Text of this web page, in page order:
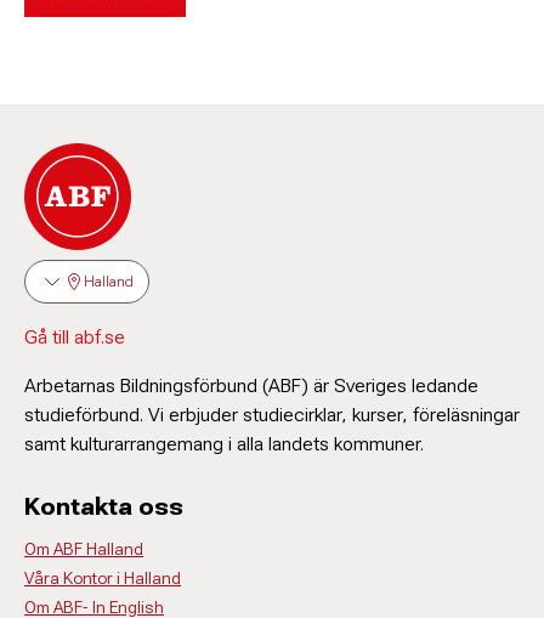
Halland
Gå till abf.se
Arbetarnas Bildningsförbund (ABF) är Sveriges ledande
studieförbund. Vi erbjuder studiecirklar, kurser, föreläsningar
samt kulturarrangemang i alla landets kommuner.
Kontakta oss
Om ABF Halland
Våra Kontor i Halland
Om ABF- In English